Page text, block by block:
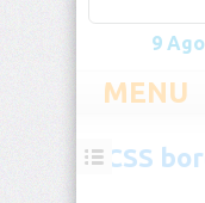
9
MENU
CSSCSS